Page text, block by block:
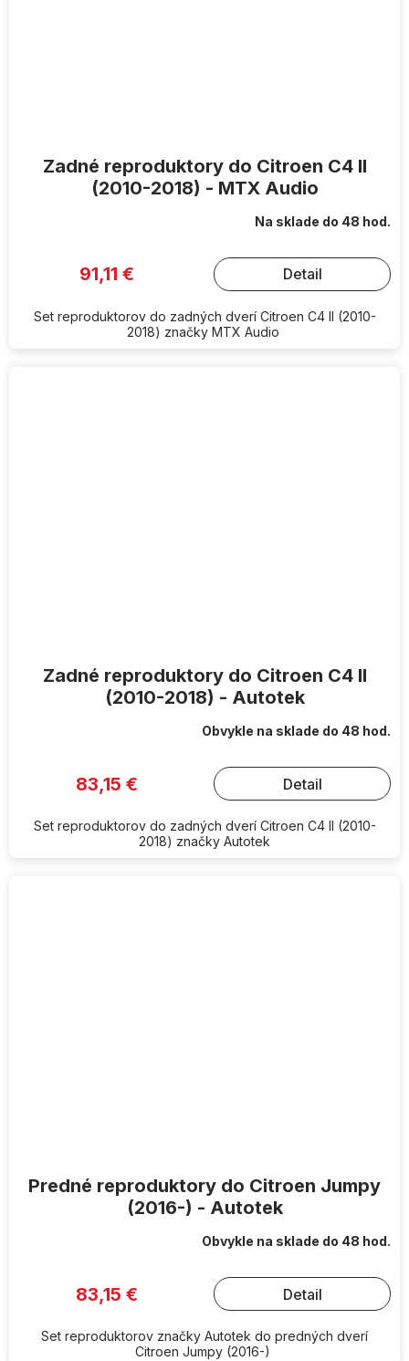
Zadné reproduktory do Citroen C4 II
(2010-2018) - MTX Audio
Na sklade do 48 hod.
91,11 € Detail
Set reproduktorov do zadných dverí Citroen C4 II (2010-
2018) značky MTX Audio
Zadné reproduktory do Citroen C4 II
(2010-2018) - Autotek
Obvykle na sklade do 48 hod.
83,15 € Detail
Set reproduktorov do zadných dverí Citroen C4 II (2010-
2018) značky Autotek
Predné reproduktory do Citroen Jumpy
(2016-) - Autotek
Obvykle na sklade do 48 hod.
83,15 € Detail
Set reproduktorov značky Autotek do predných dverí
Citroen Jumpy (2016-)